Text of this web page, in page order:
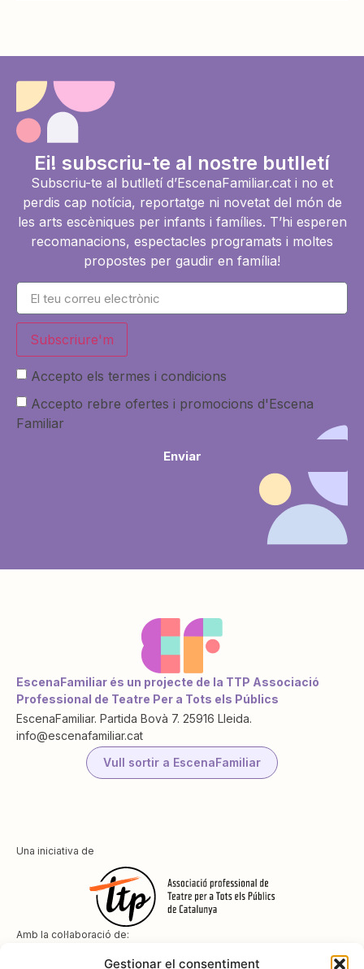
Gestionar el consentiment
Ei! subscriu-te al nostre butlletí
Subscriu-te al butlletí d’EscenaFamiliar.cat i no et
perdis cap notícia, reportatge ni novetat del món de
les arts escèniques per infants i famílies. T’hi esperen
recomanacions, espectacles programats i moltes
propostes per gaudir en família!
Subscriure'm
Accepto els termes i condicions
Accepto rebre ofertes i promocions d'Escena
Familiar
Enviar
EscenaFamiliar és un projecte de la TTP Associació
Professional de Teatre Per a Tots els Públics
EscenaFamiliar. Partida Bovà 7. 25916 Lleida.
info@escenafamiliar.cat
Vull sortir a EscenaFamiliar
Una iniciativa de
Amb la col·laboració de: